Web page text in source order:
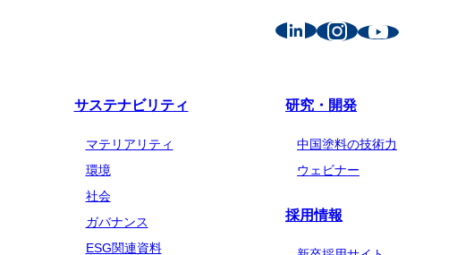
サステナビリティ
マテリアリティ
環境
社会
ガバナンス
ESG関連資料
研究・開発
中国塗料の技術力
ウェビナー
採用情報